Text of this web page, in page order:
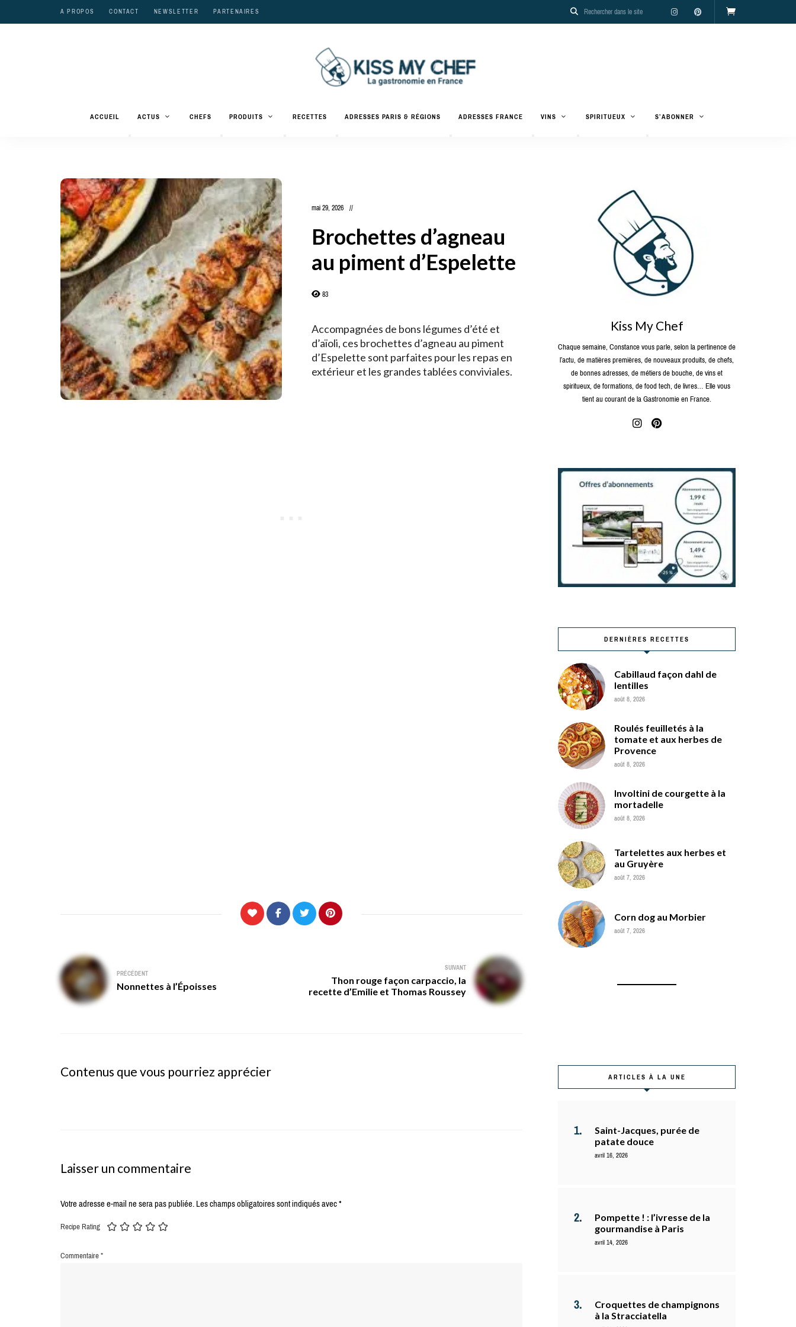
A PROPOS CONTACT NEWSLETTER PARTENAIRES
Kiss
gastronomiques
et
ACCUEIL ACTUS CHEFS PRODUITS RECETTES ADRESSES PARIS & RÉGIONS ADRESSES FRANCE VINS SPIRITUEUX S’ABONNER
mai 29, 2026
Brochettes d’agneau
au piment d’Espelette
83
Accompagnées de bons légumes d’été et
d’aïoli, ces brochettes d’agneau au piment
d’Espelette sont parfaites pour les repas en
extérieur et les grandes tablées conviviales.
Navigation
de
l’article
PRÉCÉDENT
Nonnettes à l’Époisses
SUIVANT
Thon rouge façon carpaccio, la
recette d’Emilie et Thomas Roussey
Contenus que vous pourriez apprécier
Laisser un commentaire
Votre adresse e-mail ne sera pas publiée.Les champs obligatoires sont indiqués avec*
Recipe Rating
Commentaire*
Kiss My Chef
Chaque semaine, Constance vous parle, selon la pertinence de
l’actu, de matières premières, de nouveaux produits, de chefs,
de bonnes adresses, de métiers de bouche, de vins et
spiritueux, de formations, de food tech, de livres… Elle vous
tient au courant de la Gastronomie en France.
DERNIÈRES RECETTES
Cabillaud façon dahl de
lentilles
août 8, 2026
Roulés feuilletés à la
tomate et aux herbes de
Provence
août 8, 2026
Involtini de courgette à la
mortadelle
août 8, 2026
Tartelettes aux herbes et
au Gruyère
août 7, 2026
Corn dog au Morbier
août 7, 2026
ARTICLES À LA UNE
Saint-Jacques, purée de
patate douce
avril 16, 2026
Pompette ! : l’ivresse de la
gourmandise à Paris
avril 14, 2026
Croquettes de champignons
à la Stracciatella